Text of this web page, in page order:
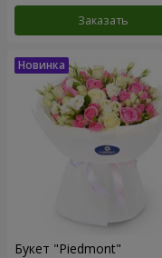
Заказать
Букет "Piedmont"